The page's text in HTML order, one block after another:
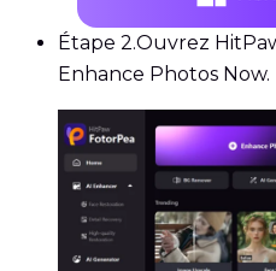
Étape 2.Ouvrez
Enhance Photos Now.